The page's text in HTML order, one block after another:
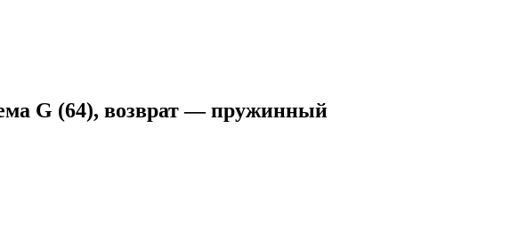
G (64), возврат — пружинный